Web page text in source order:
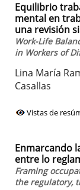
Equilibrio
mental en
una revisión
Work-Life
in Workers of
Lina María
Casallas
Vistas de
Enmarcando
entre lo
Framing
the regulatory,